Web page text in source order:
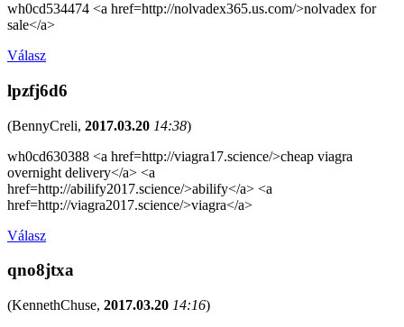
wh0cd534474 <a href=http://nolvadex365.us.com/>nolvadex for
sale</a>
Válasz
lpzfj6d6
(BennyCreli, 2017.03.20 14:38)
wh0cd630388 <a href=http://viagra17.science/>cheap viagra
overnight delivery</a> <a
href=http://abilify2017.science/>abilify</a> <a
href=http://viagra2017.science/>viagra</a>
Válasz
qno8jtxa
(KennethChuse, 2017.03.20 14:16)